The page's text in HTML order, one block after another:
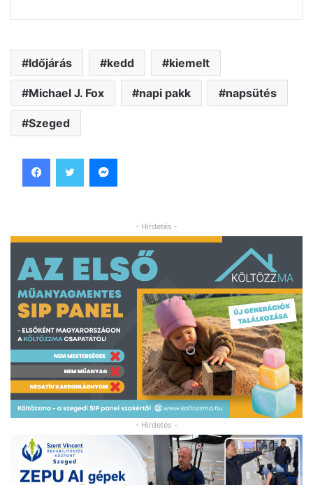
Időjárás kedd kiemelt
Michael J. Fox napi pakk napsütés
Szeged
- Hirdetés -
- Hirdetés -